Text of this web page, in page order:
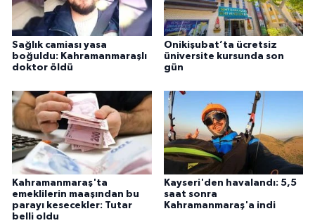
Sağlık camiası yasa
boğuldu: Kahramanmaraşlı
doktor öldü
Onikişubat’ta ücretsiz
üniversite kursunda son
gün
Kahramanmaraş'ta
emeklilerin maaşından bu
parayı kesecekler: Tutar
belli oldu
Kayseri'den havalandı: 5,5
saat sonra
Kahramanmaraş'a indi